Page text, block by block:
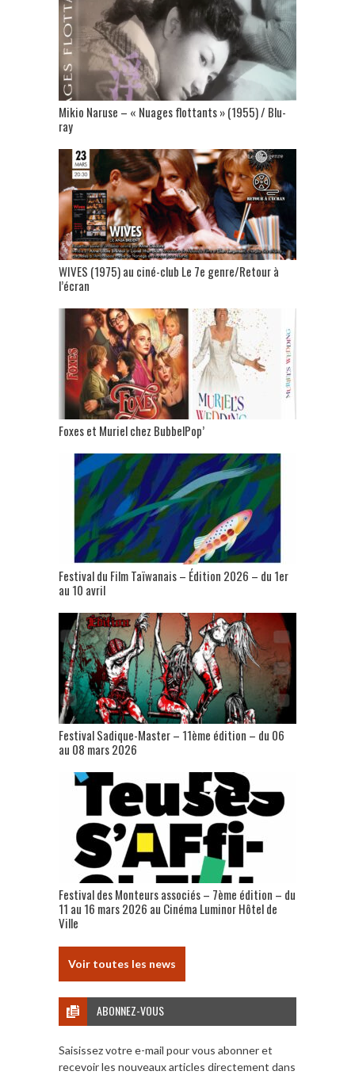
Mikio Naruse – « Nuages flottants » (1955) / Blu-
ray
WIVES (1975) au ciné-club Le 7e genre/Retour à
l’écran
Foxes et Muriel chez BubbelPop’
Festival du Film Taïwanais – Édition 2026 – du 1er
au 10 avril
Festival Sadique-Master – 11ème édition – du 06
au 08 mars 2026
Festival des Monteurs associés – 7ème édition – du
11 au 16 mars 2026 au Cinéma Luminor Hôtel de
Ville
Voir toutes les news
ABONNEZ-VOUS
Saisissez votre e-mail pour vous abonner et
recevoir les nouveaux articles directement dans